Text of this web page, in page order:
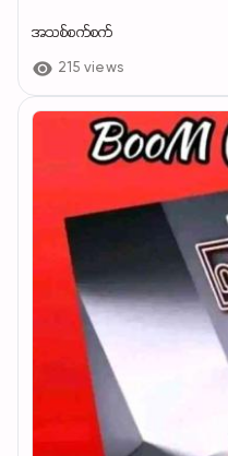
အသစ်စက်စက်
215 views